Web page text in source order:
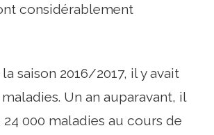
considérablement
saison 2016/2017, il y avait
Un an auparavant, il
24 000 maladies au cours de